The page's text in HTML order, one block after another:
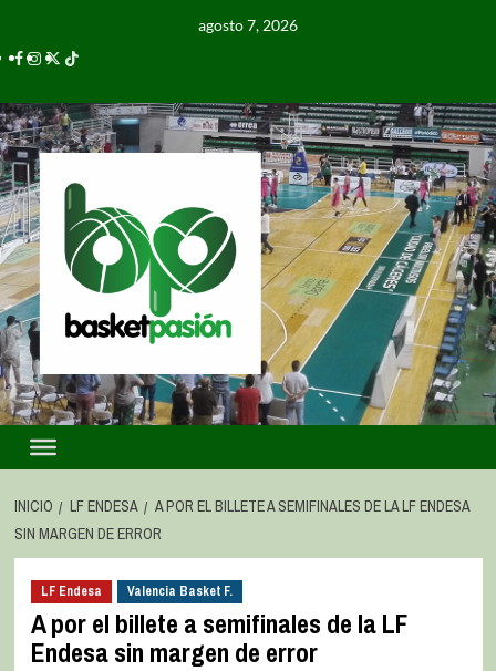
agosto 7, 2026
INICIO LF ENDESA
A POR EL BILLETE A SEMIFINALES DE LA LF ENDESA
SIN MARGEN DE ERROR
LF Endesa Valencia Basket F.
A por el billete a semifinales de la LF
Endesa sin margen de error